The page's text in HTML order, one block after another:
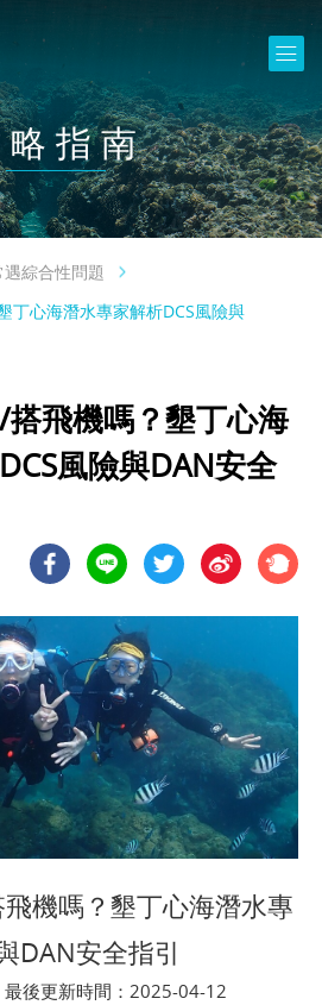
略指南
遇綜合性問題
丁心海潛水專家解析DCS風險與
飛機嗎？墾丁心海
風險與DAN安全
機嗎？墾丁心海潛水專
DAN安全指引
後更新時間：2025-04-12